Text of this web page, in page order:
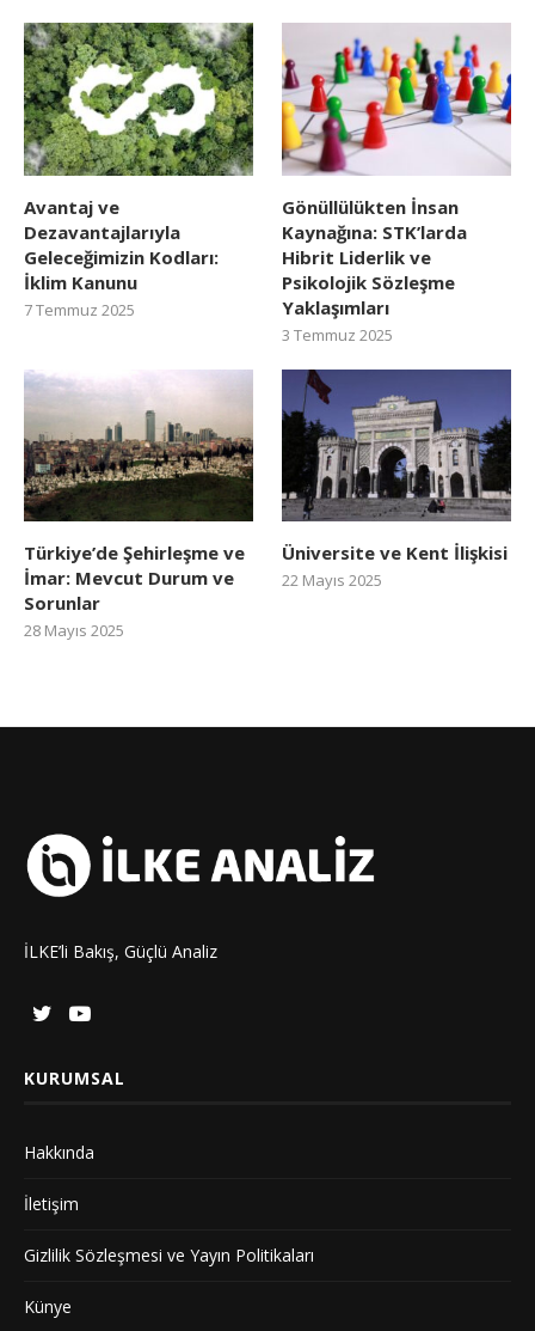
Avantaj ve
Dezavantajlarıyla
Geleceğimizin Kodları:
İklim Kanunu
7 Temmuz 2025
Gönüllülükten İnsan
Kaynağına: STK’larda
Hibrit Liderlik ve
Psikolojik Sözleşme
Yaklaşımları
3 Temmuz 2025
Türkiye’de Şehirleşme ve
İmar: Mevcut Durum ve
Sorunlar
28 Mayıs 2025
Üniversite ve Kent İlişkisi
22 Mayıs 2025
İLKE’li Bakış, Güçlü Analiz
KURUMSAL
Hakkında
İletişim
Gizlilik Sözleşmesi ve Yayın Politikaları
Künye